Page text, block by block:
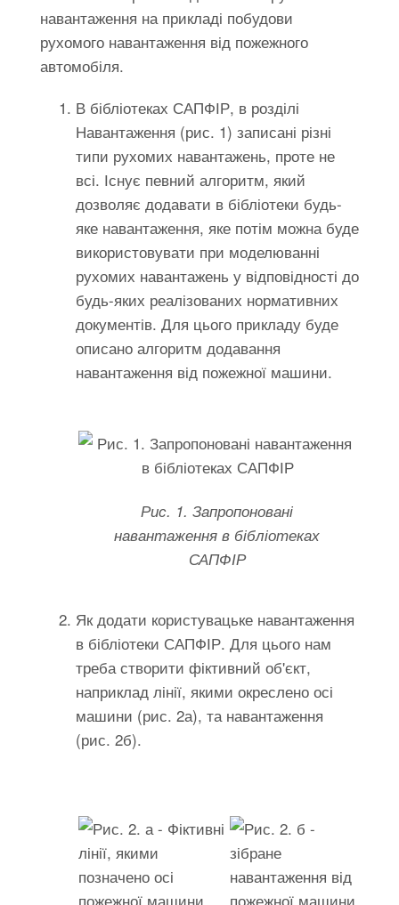
навантаження на прикладі побудови
рухомого навантаження від пожежного
автомобіля.
В бібліотеках САПФІР, в розділі
Навантаження (рис. 1) записані різні
типи рухомих навантажень, проте не
всі. Існує певний алгоритм, який
дозволяє додавати в бібліотеки будь-
яке навантаження, яке потім можна буде
використовувати при моделюванні
рухомих навантажень у відповідності до
будь-яких реалізованих нормативних
документів. Для цього прикладу буде
описано алгоритм додавання
навантаження від пожежної машини.
Рис. 1. Запропоновані
навантаження в бібліотеках
САПФІР
Як додати користувацьке навантаження
в бібліотеки САПФІР. Для цього нам
треба створити фіктивний об'єкт,
наприклад лінії, якими окреслено осі
машини (рис. 2а), та навантаження
(рис. 2б).